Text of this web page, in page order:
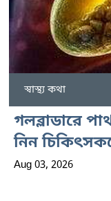
স্বাস্থ্য কথা
গলব্লাডারে
নিন
Aug 03, 2026